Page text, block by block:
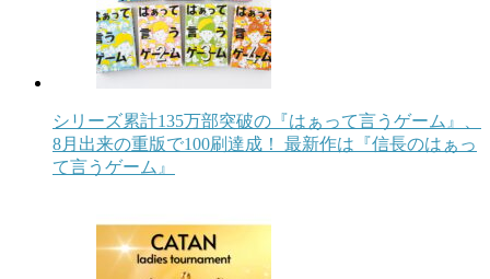
シリーズ累計135万部突破の『はぁって言うゲーム』、
8月出来の重版で100刷達成！ 最新作は『信長のはぁっ
て言うゲーム』